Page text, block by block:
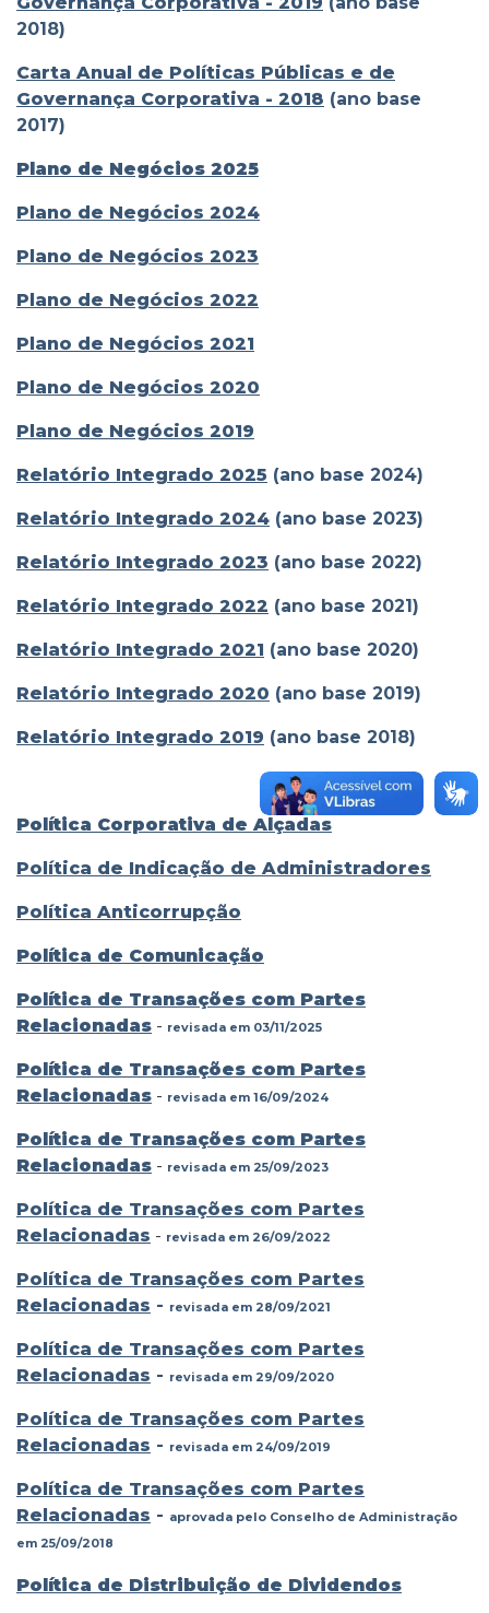
2018)
Carta Anual de Políticas Públicas e de
Governança Corporativa - 2018 (ano base
2017)
Plano de Negócios 2025
Plano de Negócios 2024
Plano de Negócios 2023
Plano de Negócios 2022
Plano de Negócios 2021
Plano de Negócios 2020
Plano de Negócios 2019
Relatório Integrado 2025 (ano base 2024)
Relatório Integrado 2024 (ano base 2023)
Relatório Integrado 2023 (ano base 2022)
Relatório Integrado 2022 (ano base 2021)
Relatório Integrado 2021 (ano base 2020)
Relatório Integrado 2020 (ano base 2019)
Relatório Integrado 2019 (ano base 2018)
Política Corporativa de Alçadas
Política de Indicação de Administradores
Política Anticorrupção
Política de Comunicação
Política de Transações com Partes
Relacionadas - revisada em 03/11/2025
Política de Transações com Partes
Relacionadas - revisada em 16/09/2024
Política de Transações com Partes
Relacionadas - revisada em 25/09/2023
Política de Transações com Partes
Relacionadas - revisada em 26/09/2022
Política de Transações com Partes
Relacionadas - revisada em 28/09/2021
Política de Transações com Partes
Relacionadas - revisada em 29/09/2020
Política de Transações com Partes
Relacionadas - revisada em 24/09/2019
Política de Transações com Partes
Relacionadas - aprovada pelo Conselho de Administração
em 25/09/2018
Política de Distribuição de Dividendos